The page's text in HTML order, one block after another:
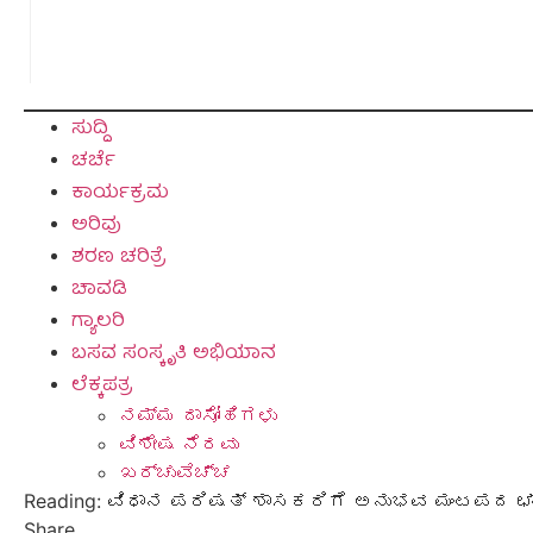
ಸುದ್ದಿ
ಚರ್ಚೆ
ಕಾರ್ಯಕ್ರಮ
ಅರಿವು
ಶರಣ ಚರಿತ್ರೆ
ಚಾವಡಿ
ಗ್ಯಾಲರಿ
ಬಸವ ಸಂಸ್ಕೃತಿ ಅಭಿಯಾನ
ಲೆಕ್ಕಪತ್ರ
ನಮ್ಮ ದಾಸೋಹಿಗಳು
ವಿಶೇಷ ನೆರವು
ಖರ್ಚುವೆಚ್ಚ
Reading: ವಿಧಾನ ಪರಿಷತ್‌ ಶಾಸಕರಿಗೆ ಅನುಭವ ಮಂಟಪದ